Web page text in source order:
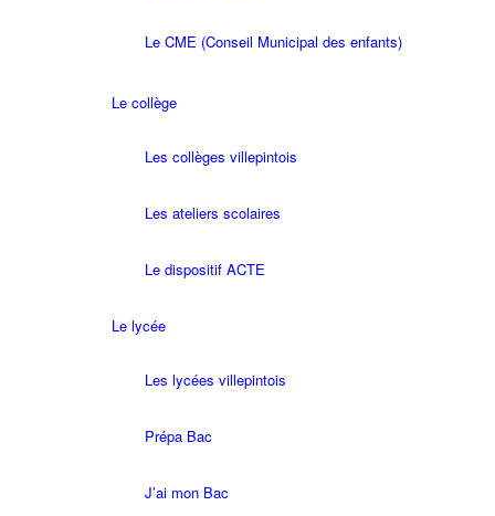
Le CME (Conseil Municipal des enfants)
Le collège
Les collèges villepintois
Les ateliers scolaires
Le dispositif ACTE
Le lycée
Les lycées villepintois
Prépa Bac
J’ai mon Bac